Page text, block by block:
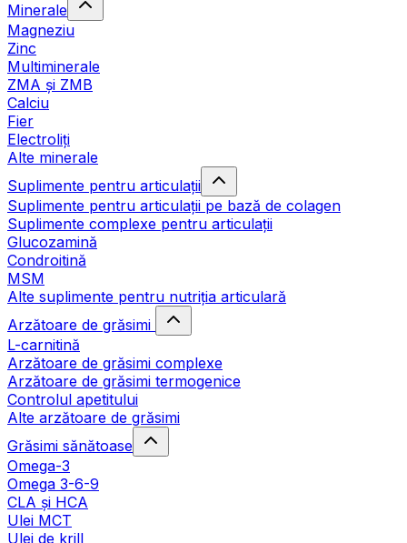
Minerale
Magneziu
Zinc
Multiminerale
ZMA și ZMB
Calciu
Fier
Electroliți
Alte minerale
Suplimente pentru articulații
Suplimente pentru articulații pe bază de colagen
Suplimente complexe pentru articulații
Glucozamină
Condroitină
MSM
Alte suplimente pentru nutriția articulară
Arzătoare de grăsimi
L-carnitină
Arzătoare de grăsimi complexe
Arzătoare de grăsimi termogenice
Controlul apetitului
Alte arzătoare de grăsimi
Grăsimi sănătoase
Omega-3
Omega 3-6-9
CLA şi HCA
Ulei MCT
Ulei de krill